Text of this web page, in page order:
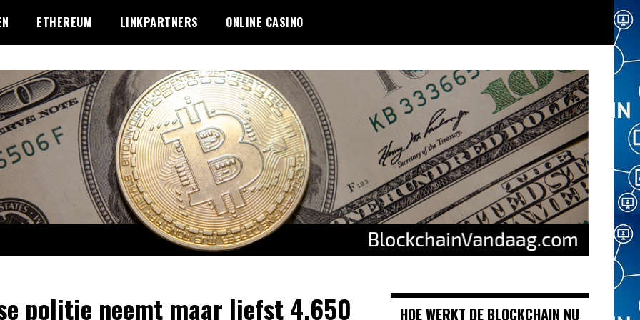
ETHEREUM LINKPARTNERS ONLINE CASINO
politie neemt maar liefst 4.650
HOE WERKT DE BLOCKCHAIN NU